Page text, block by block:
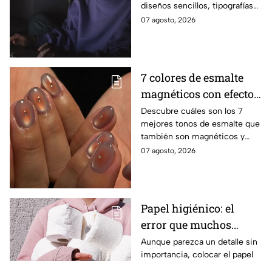
diseños sencillos, tipografías
bonitas y detalles visuales que
07 agosto, 2026
7 colores de esmalte
magnéticos con efecto
ojo de gato para lucir
manos elegantes
Descubre cuáles son los 7
mejores tonos de esmalte que
también son magnéticos y
sirven para realizar el efecto
07 agosto, 2026
Papel higiénico: el
error que muchos
cometen al colocarlo
Aunque parezca un detalle sin
importancia, colocar el papel